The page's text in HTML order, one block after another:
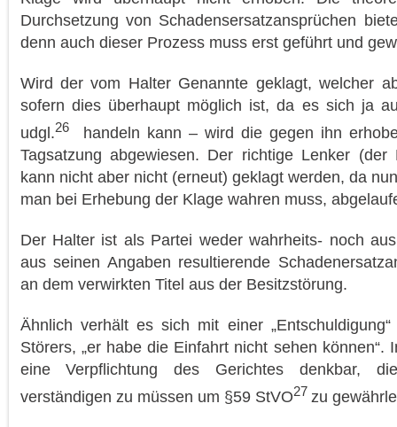
Durchsetzung von Schadensersatzansprüchen
denn auch dieser Prozess muss erst geführt und
Wird der vom Halter Genannte geklagt, welcher
sofern dies überhaupt möglich ist, da es sich ja
udgl.26handeln kann – wird die gegen ihn
Tagsatzung abgewiesen. Der richtige Lenker
kann nicht aber nicht (erneut) geklagt werden, da
man bei Erhebung der Klage wahren muss,
Der Halter ist als Partei weder wahrheits- noch
aus seinen Angaben resultierende
an dem verwirkten Titel aus der Besitzstörung.
Ähnlich verhält es sich mit einer
Störers, „er habe die Einfahrt nicht sehen können“.
eine Verpflichtung des Gerichtes denkbar, die
verständigen zu müssen um §59 StVO27 zu